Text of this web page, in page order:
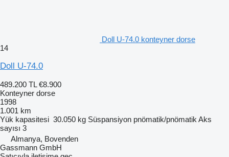
Doll U-74.0 konteyner dorse
14
Doll U-74.0
489.200 TL €8.900
Konteyner dorse
1998
1.001 km
Yük kapasitesi 30.050 kg Süspansiyon pnömatik/pnömatik Aks
sayısı 3
Almanya, Bovenden
Gassmann GmbH